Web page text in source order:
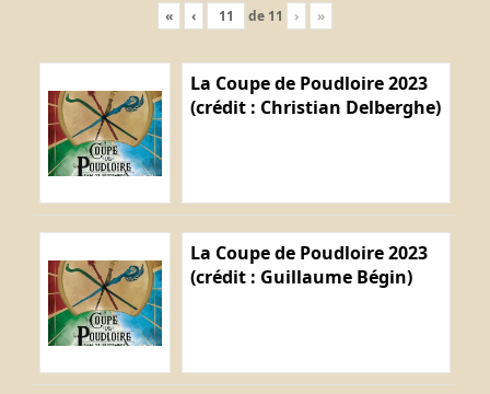
« ‹ de 11 › »
La Coupe de Poudloire 2023
(crédit : Christian Delberghe)
La Coupe de Poudloire 2023
(crédit : Guillaume Bégin)